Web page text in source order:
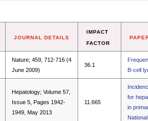
JOURNAL DETAILS
IMPACT
FACTOR
Nature; 459, 712-716 (4
June 2009)
36.1
B-cell
Hepatology; Volume 57,
Issue 5, Pages 1942-
1949, May 2013
11.665
for
in